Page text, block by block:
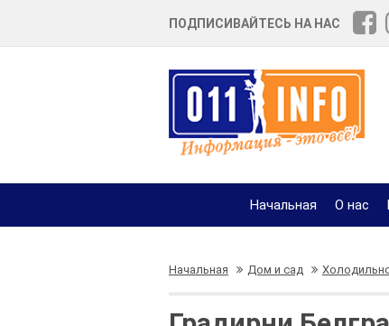
ПОДПИСИВАЙТЕСЬ НА НАС
Начальная О нас
Начальная Дом и сад